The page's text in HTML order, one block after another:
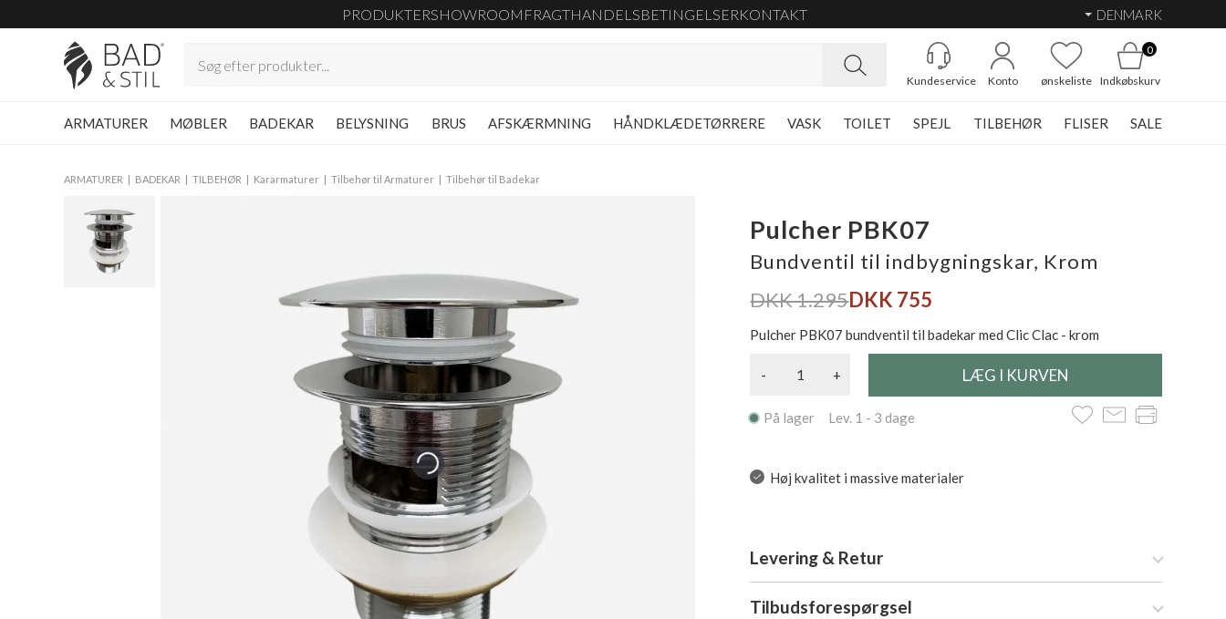
PRODUKTERSHOWROOM FRAGTHANDELSBETINGELSERKONTAKT DENMARK
Kundeservice Konto ønskeliste
0
Indkøbskurv
ARMATURER MØBLER BADEKAR BELYSNING BRUS AFSKÆRMNING HÅNDKLÆDETØRRERE VASK TOILET SPEJL TILBEHØR FLISER SALE
ARMATURER BADEKAR TILBEHØR Kararmaturer Tilbehør til Armaturer Tilbehør til Badekar
Pulcher PBK07
Bundventil til indbygningskar, Krom
DKK 1.295DKK 755
Pulcher PBK07 bundventil til badekar med Clic Clac - krom
- +
På lager Lev. 1 - 3 dage
Høj kvalitet i massive materialer
Levering & Retur
Tilbudsforespørgsel